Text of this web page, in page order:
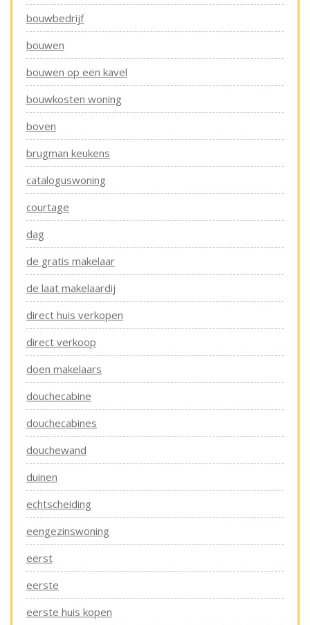
bouwbedrijf
bouwen
bouwen op een kavel
bouwkosten woning
boven
brugman keukens
cataloguswoning
courtage
dag
de gratis makelaar
de laat makelaardij
direct huis verkopen
direct verkoop
doen makelaars
douchecabine
douchecabines
douchewand
duinen
echtscheiding
eengezinswoning
eerst
eerste
eerste huis kopen